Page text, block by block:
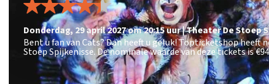
donderdag, 29 april 2027 om 20:15uur|Theater De Stoep
Bent u fan van Cats? Dan heeft u geluk! Topticketshop heeft
Stoep Spijkenisse. De nominale waarde van deze tickets is